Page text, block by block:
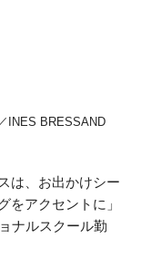
INES BRESSAND
は、お出かけシー
をアクセントに」
ナルスクール勤